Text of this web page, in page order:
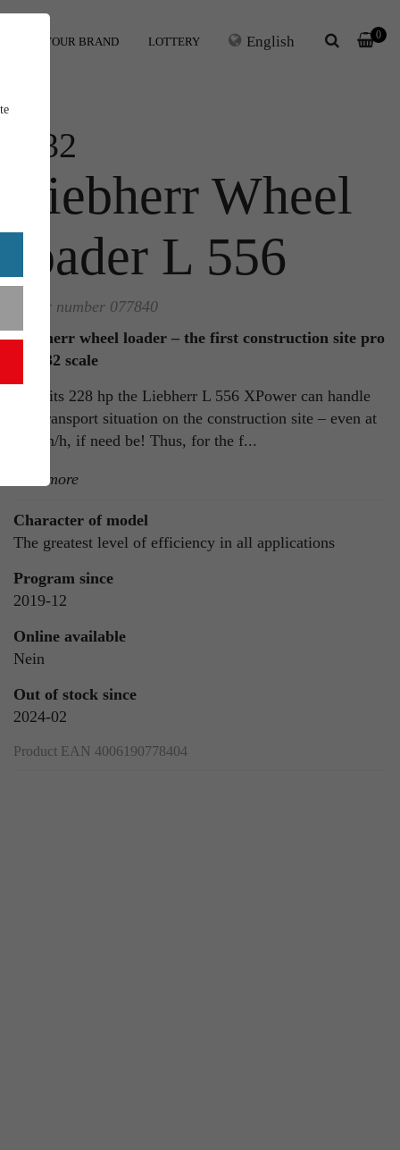
YOUR BRAND LOTTERY English 0
1:32
Liebherr Wheel
loader L 556
Order number 077840
Liebherr wheel loader – the first construction site pro
in 1:32 scale
With its 228 hp the Liebherr L 556 XPower can handle
any transport situation on the construction site – even at
40 km/h, if need be! Thus, for the f...
read more
Character of model
The greatest level of efficiency in all applications
Program since
2019-12
Online available
Nein
Out of stock since
2024-02
Product EAN 4006190778404